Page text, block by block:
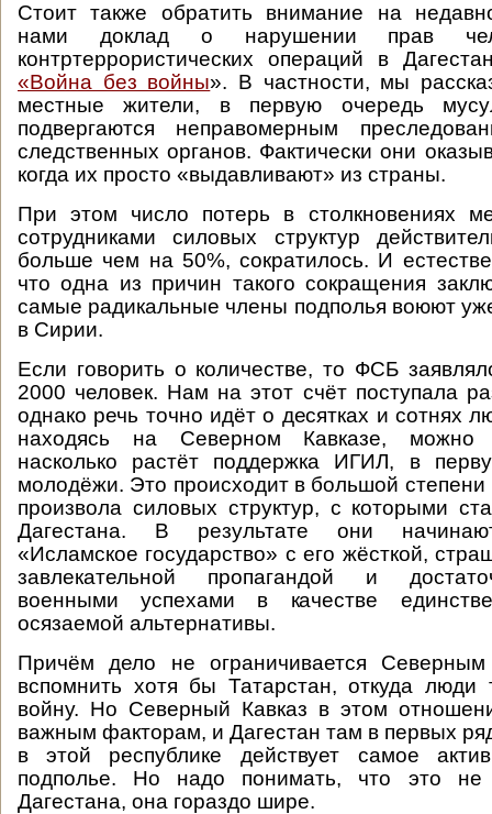
Стоит также обратить внимание на
нами доклад о нарушении прав
контртеррористических операций в
«Война без войны». В частности, мы
местные жители, в первую очередь
подвергаются неправомерным
следственных органов. Фактически они
когда их просто «выдавливают» из страны.
При этом число потерь в столкновениях
сотрудниками силовых структур
больше чем на 50%, сократилось. И
что одна из причин такого сокращения
самые радикальные члены подполья воюют
в Сирии.
Если говорить о количестве, то ФСБ
2000 человек. Нам на этот счёт поступала
однако речь точно идёт о десятках и сотнях
находясь на Северном Кавказе, можно
насколько растёт поддержка ИГИЛ, в
молодёжи. Это происходит в большой степени
произвола силовых структур, с которыми
Дагестана. В результате они
«Исламское государство» с его жёсткой,
завлекательной пропагандой и
военными успехами в качестве
осязаемой альтернативы.
Причём дело не ограничивается
вспомнить хотя бы Татарстан, откуда люди
войну. Но Северный Кавказ в этом
важным факторам, и Дагестан там в первых
в этой республике действует самое
подполье. Но надо понимать, что это не
Дагестана, она гораздо шире.